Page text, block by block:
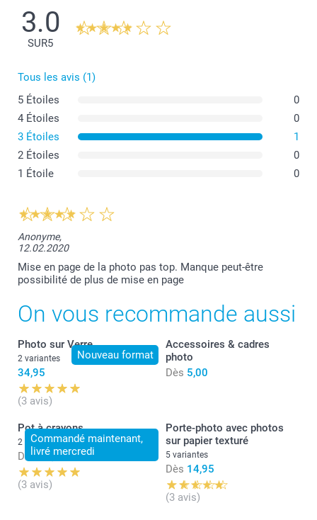
3.0
SUR5
Tous les avis (1)
5 Étoiles
0
4 Étoiles
0
3 Étoiles
1
2 Étoiles
0
1 Étoile
0
Anonyme,
12.02.2020
Mise en page de la photo pas top. Manque peut-être
possibilité de plus de mise en page
On vous recommande aussi
Nouveau format
Photo sur Verre
2 variantes
34,95
(3 avis)
Accessoires & cadres
photo
Dès 5,00
Commandé maintenant,
livré mercredi
Pot à crayons
2 variantes
Dès 18,95
(3 avis)
Porte-photo avec photos
sur papier texturé
5 variantes
Dès 14,95
(3 avis)